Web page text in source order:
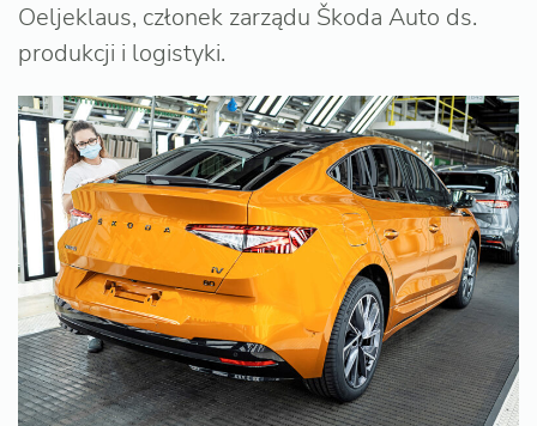
Oeljeklaus, członek zarządu Škoda Auto ds.
produkcji i logistyki.